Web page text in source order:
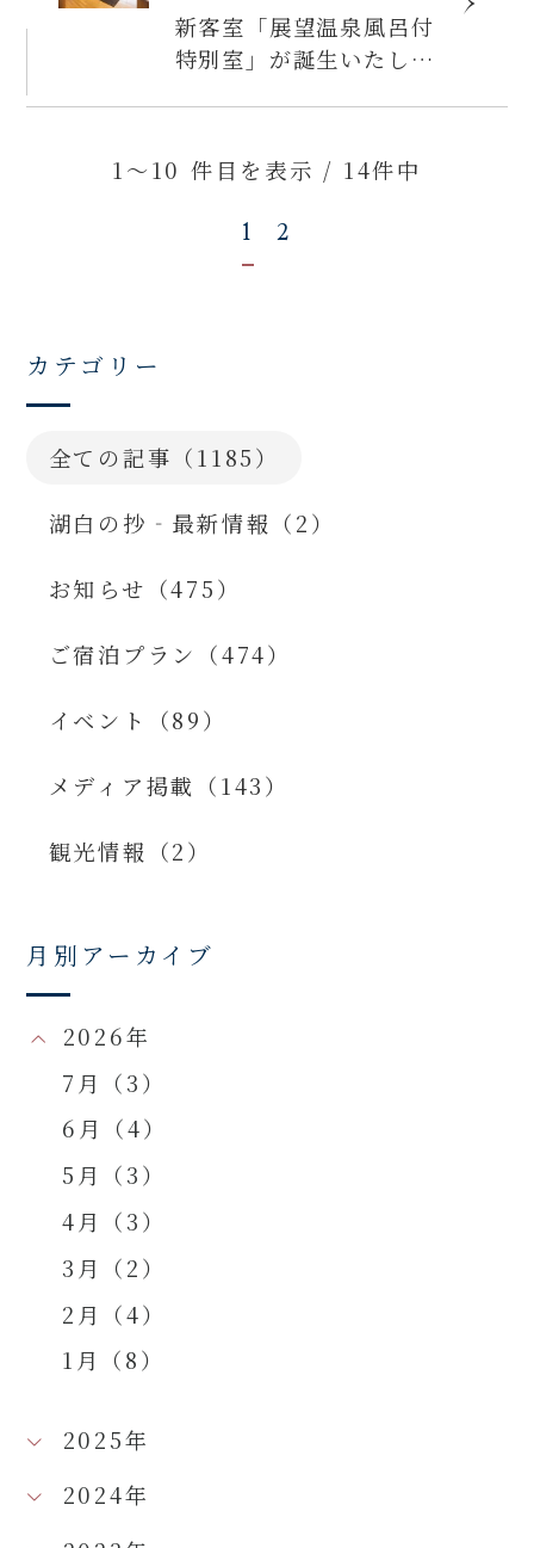
新客室「展望温泉風呂付
特別室」が誕生いたしま
1～10 件目を表示 / 14件中
1 2
カテゴリー
全ての記事（1185）
湖白の抄‐最新情報（2）
お知らせ（475）
ご宿泊プラン（474）
イベント（89）
メディア掲載（143）
観光情報（2）
月別アーカイブ
2026年
7月（3）
6月（4）
5月（3）
4月（3）
3月（2）
2月（4）
1月（8）
2025年
2024年